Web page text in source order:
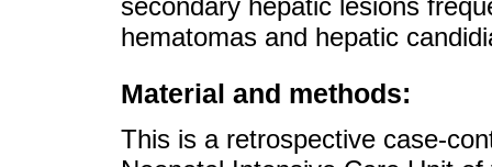
hematomas and hepatic
Material and methods:
This is a retrospective case-